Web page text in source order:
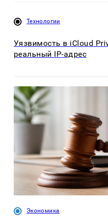
Технологии
Уязвимость в iCloud
реальный IP-адрес
Экономика